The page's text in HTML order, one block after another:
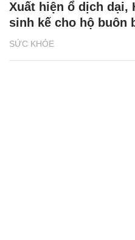
SỨC KHỎE
Xuất hiện ổ dịch dại,
sinh kế cho hộ buôn